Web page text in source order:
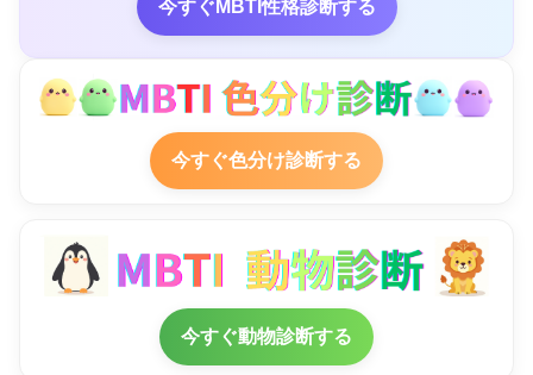
今すぐMBTI性格診断する
今すぐ色分け診断する
今すぐ動物診断する